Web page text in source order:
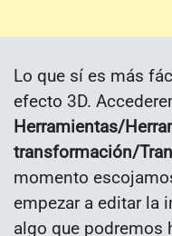
Lo que sí es más
efecto 3D.
Herramientas/
transformación/
momento
empezar a editar la
algo que podremos